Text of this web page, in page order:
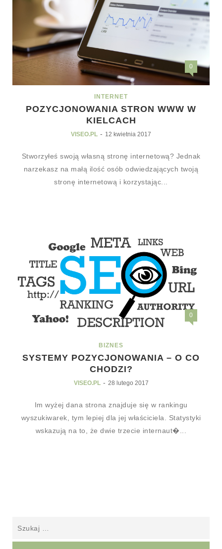
0
INTERNET
POZYCJONOWANIA STRON WWW W
KIELCACH
VISEO.PL - 12 kwietnia 2017
Stworzyłeś swoją własną stronę internetową? Jednak
narzekasz na małą ilość osób odwiedzających twoją
stronę internetową i korzystając...
0
BIZNES
SYSTEMY POZYCJONOWANIA – O CO
CHODZI?
VISEO.PL - 28 lutego 2017
Im wyżej dana strona znajduje się w rankingu
wyszukiwarek, tym lepiej dla jej właściciela. Statystyki
wskazują na to, że dwie trzecie internaut�...